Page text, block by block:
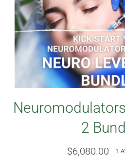
2
Regular
$6,080.00 1